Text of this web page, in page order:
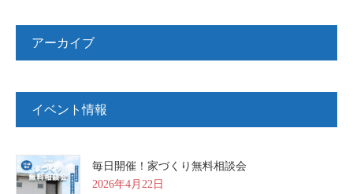
アーカイブ
イベント情報
毎日開催！家づくり無料相談会
2026年4月22日